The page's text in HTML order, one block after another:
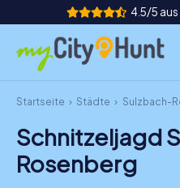
4.5/5
So funktioniert's
Städte
Startseite Städte Sulzbach-
Schnitzeljagd
Rosenberg